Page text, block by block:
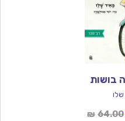
בושות
₪ 64.00